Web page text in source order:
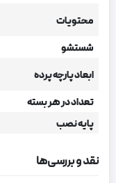
محتویات
شستشو
ابعاد پارچه پرده
تعداد در هر بسته
پایه نصب
نقد و بررسی‌ها